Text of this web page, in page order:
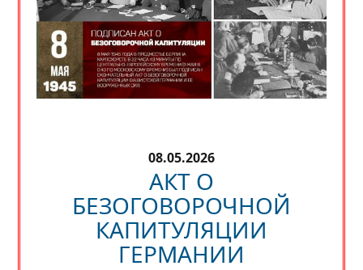
08.05.2026
АКТ О
БЕЗОГОВОРОЧНОЙ
КАПИТУЛЯЦИИ
ГЕРМАНИИ